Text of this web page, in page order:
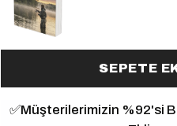
SEPETE
✅Müşterilerimizin %92'si